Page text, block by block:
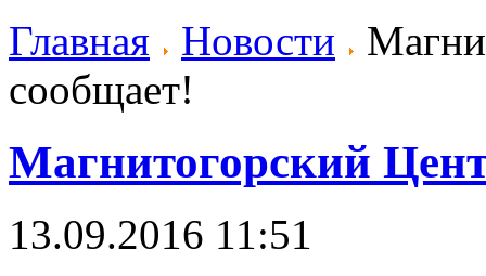
Главная
Новости
сообщает!
Магнитогорский
13.09.2016 11:51